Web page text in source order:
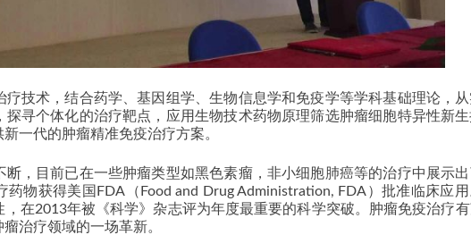
技术，结合药学、基因组学、生物信息学和免疫学等学科基础理论，从
寻个体化的治疗靶点，应用生物技术药物原理筛选肿瘤细胞特异性新
一代的肿瘤精准免疫治疗方案。
，目前已在一些肿瘤类型如黑色素瘤，非小细胞肺癌等的治疗中展示
药物获得美国FDA（Food and Drug Administration, FDA）批准临床应
在2013年被《科学》杂志评为年度最重要的科学突破。肿瘤免疫治疗
治疗领域的一场革新。